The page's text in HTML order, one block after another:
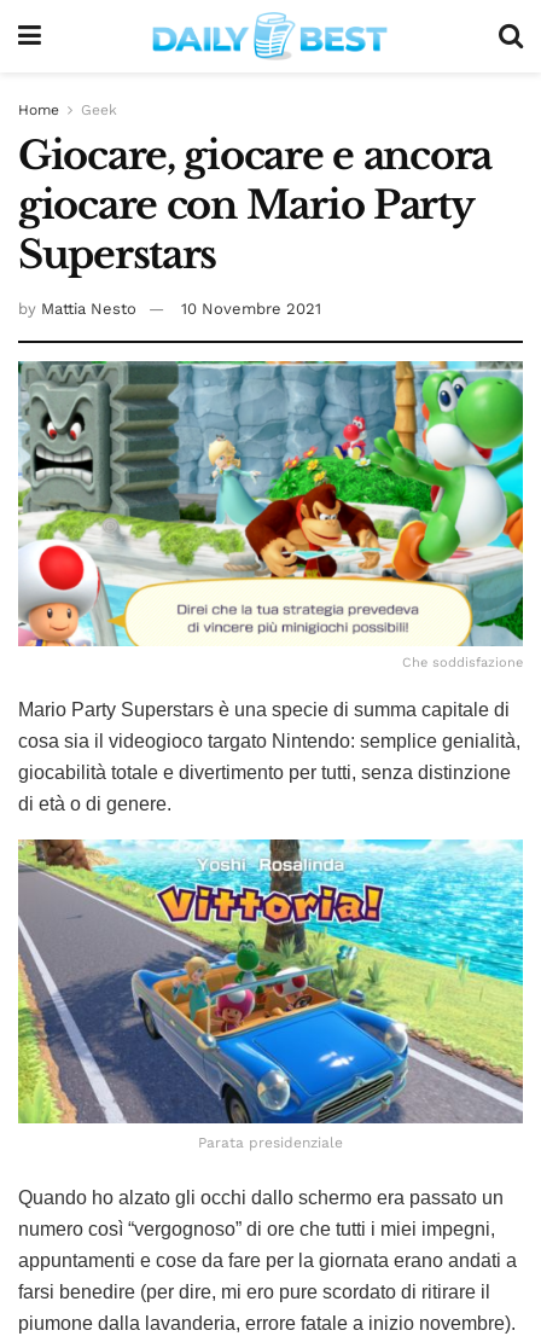
Home Geek
Giocare, giocare e ancora
giocare con Mario Party
Superstars
by Mattia Nesto 10 Novembre 2021
Che soddisfazione
Mario Party Superstars è una specie di summa capitale di
cosa sia il videogioco targato Nintendo: semplice genialità,
giocabilità totale e divertimento per tutti, senza distinzione
di età o di genere.
Parata presidenziale
Quando ho alzato gli occhi dallo schermo era passato un
numero così “vergognoso” di ore che tutti i miei impegni,
appuntamenti e cose da fare per la giornata erano andati a
farsi benedire (per dire, mi ero pure scordato di ritirare il
piumone dalla lavanderia, errore fatale a inizio novembre).